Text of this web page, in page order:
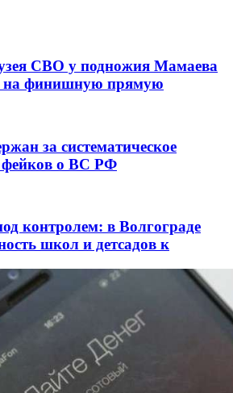
СВО у подножия Мамаева
на финишную прямую
за систематическое
фейков о ВС РФ
контролем: в Волгограде
школ и детсадов к
в Волгограде: девушка
женщину с ножом